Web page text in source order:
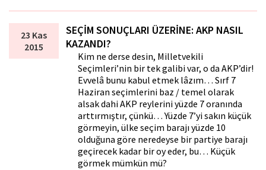
23 Kas
2015
SEÇİM SONUÇLARI ÜZERİNE: AKP NASIL
KAZANDI?
Kim ne derse desin, Milletvekili
Seçimleri’nin bir tek galibi var, o da AKP’dir!
Evvelâ bunu kabul etmek lâzım… Sırf 7
Haziran seçimlerini baz / temel olarak
alsak dahi AKP reylerini yüzde 7 oranında
arttırmıştır, çünkü… Yüzde 7’yi sakın küçük
görmeyin, ülke seçim barajı yüzde 10
olduğuna göre neredeyse bir partiye barajı
geçirecek kadar bir oy eder, bu… Küçük
görmek mümkün mü?